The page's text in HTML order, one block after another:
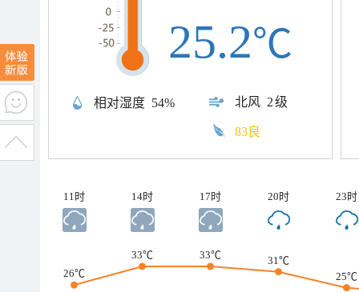
相对湿度 54% 北风 2级
25.2℃
83良
11时 14时 17时 20时 23时
26℃
33℃ 33℃
31℃
25℃